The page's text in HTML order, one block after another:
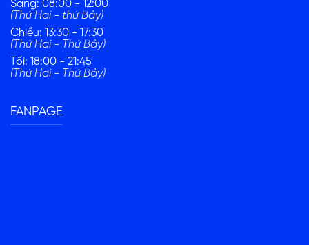
Sáng: 08:00 - 12:00
(Thứ Hai - thứ Bảy)
Chiều: 13:30 - 17:30
(Thứ Hai - Thứ Bảy)
Tối: 18:00 - 21:45
(Thứ Hai - Thứ Bảy)
FANPAGE